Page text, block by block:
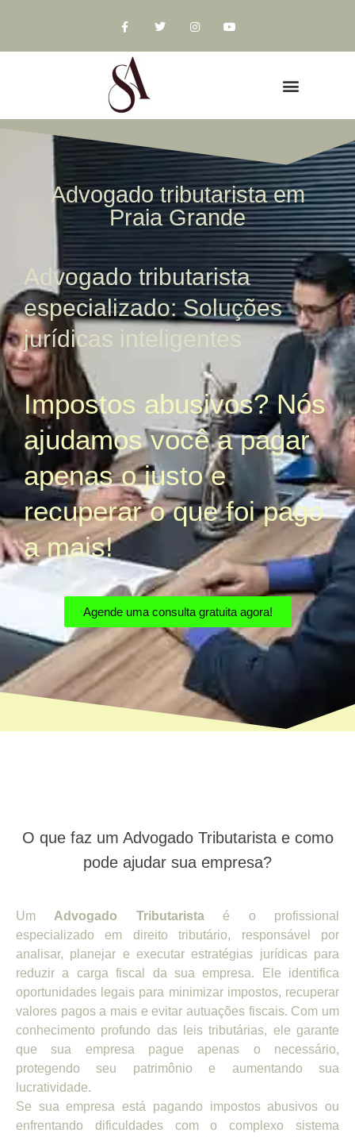
Advogado tributarista em
Praia Grande
Advogado tributarista
especializado: Soluções
jurídicas inteligentes
Impostos abusivos? Nós
ajudamos você a pagar
apenas o justo e
recuperar o que foi pago
a mais!
Agende uma consulta gratuita agora!
O que faz um Advogado Tributarista e como
pode ajudar sua empresa?
Um Advogado Tributaristaé o profissional
especializado em direito tributário, responsável por
analisar, planejar e executar estratégias jurídicas para
reduzir a carga fiscal da sua empresa. Ele identifica
oportunidades legais para minimizar impostos, recuperar
valores pagos a mais e evitar autuações fiscais. Com um
conhecimento profundo das leis tributárias, ele garante
que sua empresa pague apenas o necessário,
protegendo seu patrimônio e aumentando sua
lucratividade.
Se sua empresa está pagando impostos abusivos ou
enfrentando dificuldades com o complexo sistema